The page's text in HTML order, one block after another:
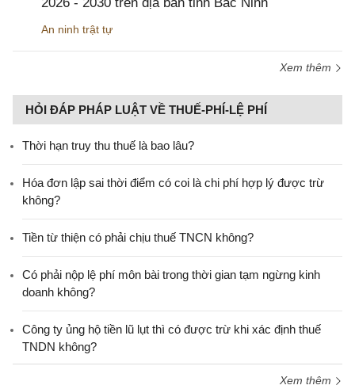
An ninh trật tự
Xem thêm
HỎI ĐÁP PHÁP LUẬT VỀ THUẾ-PHÍ-LỆ PHÍ
Thời hạn truy thu thuế là bao lâu?
Hóa đơn lập sai thời điểm có coi là chi phí hợp lý được trừ
không?
Tiền từ thiện có phải chịu thuế TNCN không?
Có phải nộp lệ phí môn bài trong thời gian tạm ngừng kinh
doanh không?
Công ty ủng hộ tiền lũ lụt thì có được trừ khi xác định thuế
TNDN không?
Xem thêm